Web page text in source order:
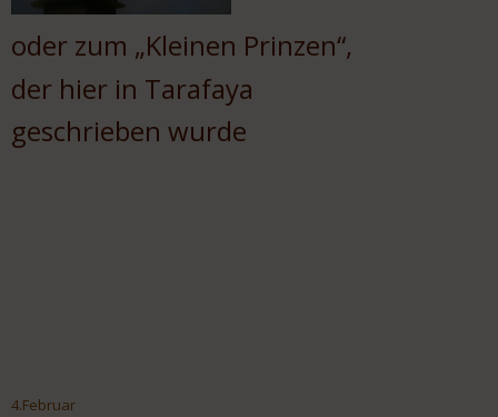
oder zum „Kleinen Prinzen“,
der hier in Tarafaya
geschrieben wurde
4.Februar